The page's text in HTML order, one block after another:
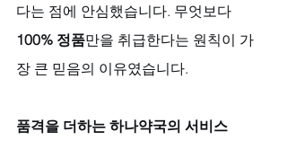
다는 점에 안심했습니다. 무엇보다
100% 정품만을 취급한다는 원칙이 가
장 큰 믿음의 이유였습니다.
품격을 더하는 하나약국의 서비스